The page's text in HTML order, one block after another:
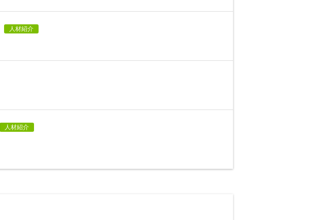
人材紹介
人材紹介